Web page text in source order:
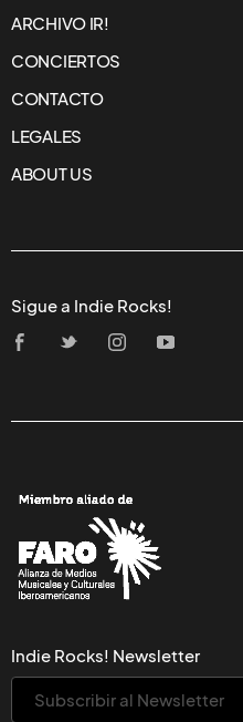
ARCHIVO IR!
CONCIERTOS
CONTACTO
LEGALES
ABOUT US
Sigue a Indie Rocks!
Indie Rocks! Newsletter